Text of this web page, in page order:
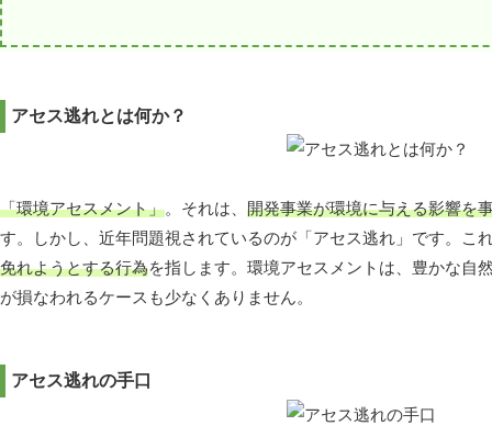
アセス逃れとは何か？
「環境アセスメント」。それは、 開発事業が環境に与える影響を
す。しかし、近年問題視されているのが「アセス逃れ」です。これ
免れようとする行為を指します。環境アセスメントは、豊かな自
が損なわれるケースも少なくありません。
アセス逃れの手口